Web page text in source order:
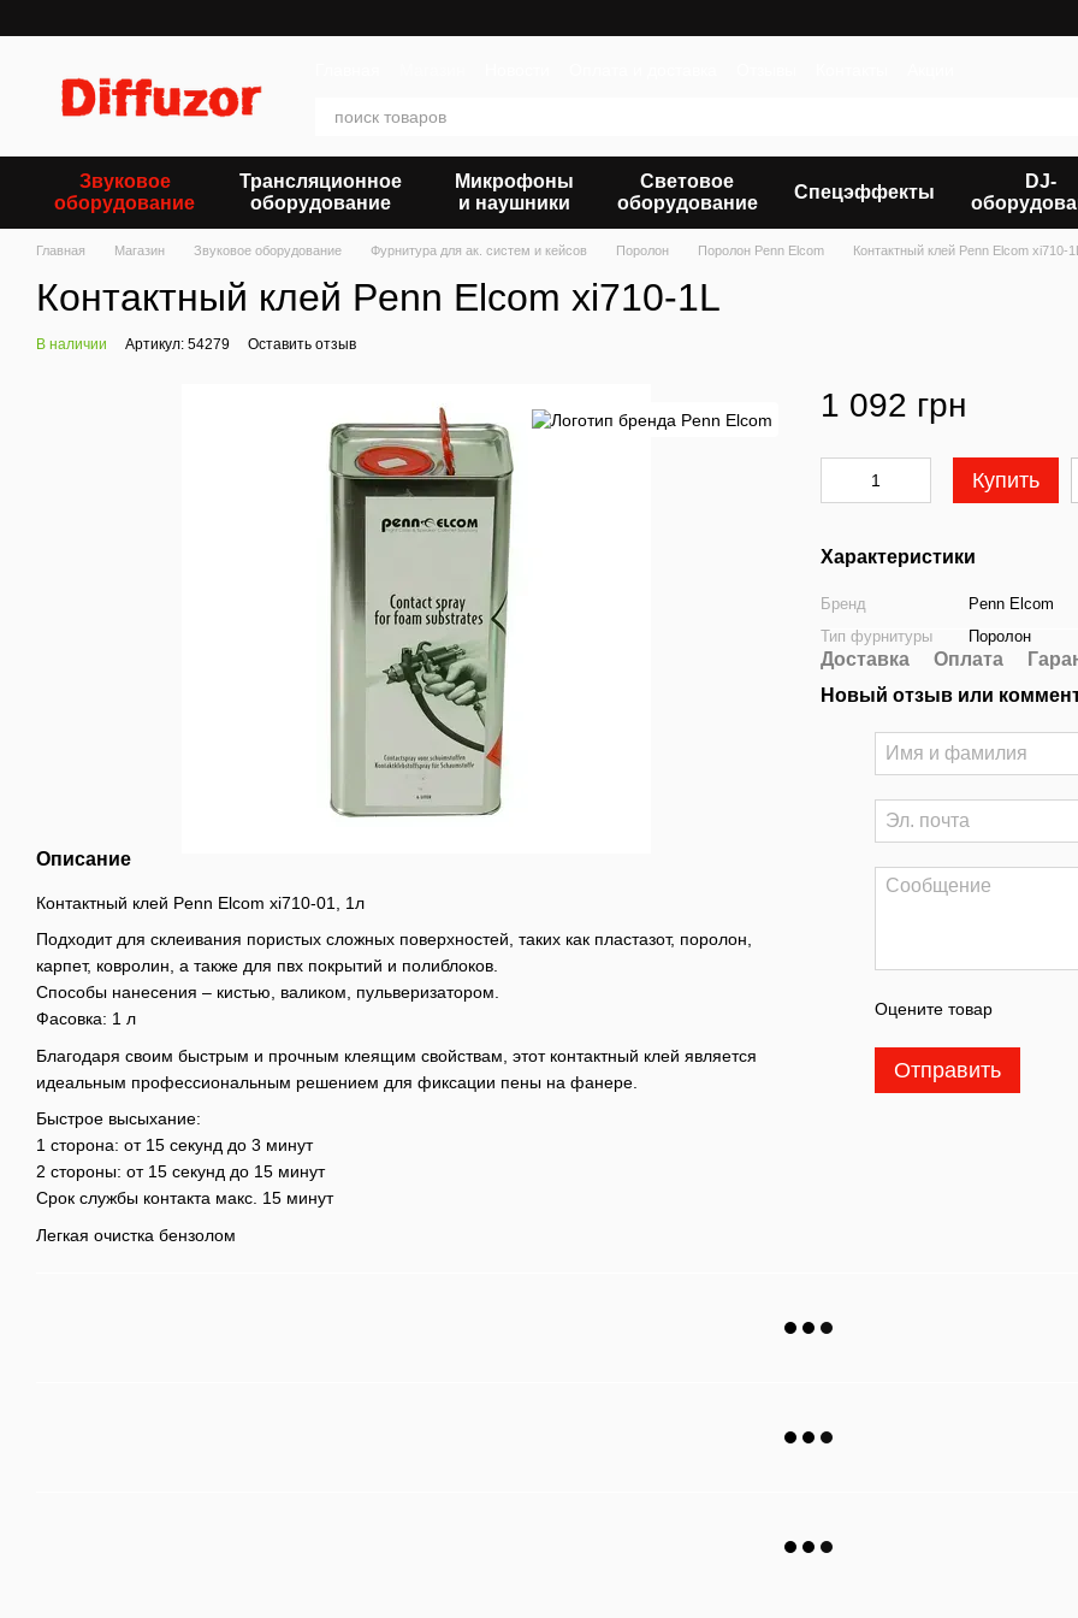
Звуковое
оборудование
Трансляционное
оборудование
Микрофоны
и наушники
Световое
оборудование
Спецэффекты
DJ-
Главная Магазин Звуковое оборудование Фурнитура для ак. систем и кейсов Поролон Поролон Penn Elcom Контактный клей Penn Elcom xi710-1L
Контактный клей Penn Elcom xi710-1L
В наличии Артикул: 54279 Оставить отзыв
Описание
Контактный клей Penn Elcom xi710-01, 1л
Подходит для склеивания пористых сложных поверхностей, таких как пластазот, поролон,
карпет, ковролин, а также для пвх покрытий и полиблоков.
Способы нанесения – кистью, валиком, пульверизатором.
Фасовка: 1 л
Благодаря своим быстрым и прочным клеящим свойствам, этот контактный клей является
идеальным профессиональным решением для фиксации пены на фанере.
Быстрое высыхание:
1 сторона: от 15 секунд до 3 минут
2 стороны: от 15 секунд до 15 минут
Срок службы контакта макс. 15 минут
Легкая очистка бензолом
1 092 грн
Купить
Характеристики
Бренд
Penn Elcom
Тип фурнитуры
Поролон
Доставка Оплата
Новый отзыв или
Оцените товар
Отправить